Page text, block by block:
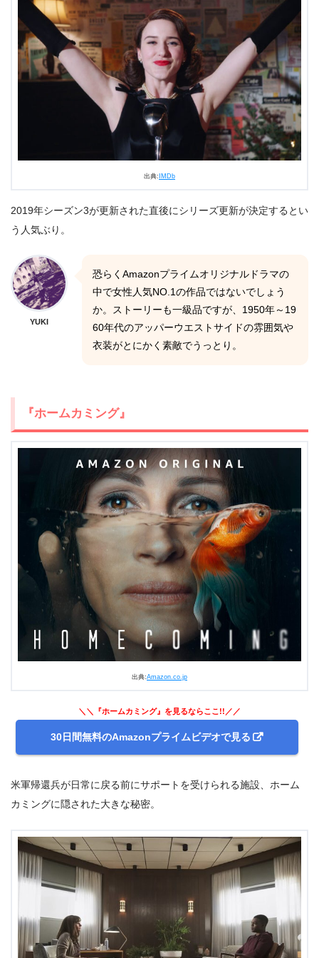
出典: IMDb
2019年シーズン3が更新された直後にシリーズ更新が決定するとい
う人気ぶり。
YUKI
恐らくAmazonプライムオリジナルドラマの
中で女性人気NO.1の作品ではないでしょう
か。ストーリーも一級品ですが、1950年～19
60年代のアッパーウエストサイドの雰囲気や
衣装がとにかく素敵でうっとり。
『ホームカミング』
出典:Amazon.co.jp
＼＼『ホームカミング』を見るならここ!!／／
30日間無料のAmazonプライムビデオで見る
米軍帰還兵が日常に戻る前にサポートを受けられる施設、ホーム
カミングに隠された大きな秘密。